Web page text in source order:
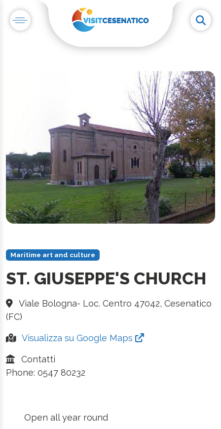
Maritime art and culture
ST. GIUSEPPE'S CHURCH
Viale Bologna- Loc. Centro 47042, Cesenatico
(FC)
Visualizza su Google Maps
Contatti
Phone: 0547 80232
Open all year round